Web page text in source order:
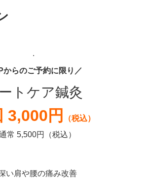
.
からのご予約に限り／
トケア鍼灸
3,000円
（税込）
常 5,500円（税込）
い肩や腰の痛み改善